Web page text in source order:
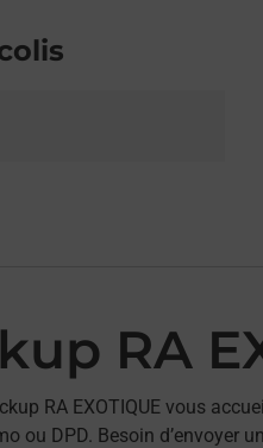
RA
RA EXOTIQUE vous
ou DPD. Besoin d’envoyer